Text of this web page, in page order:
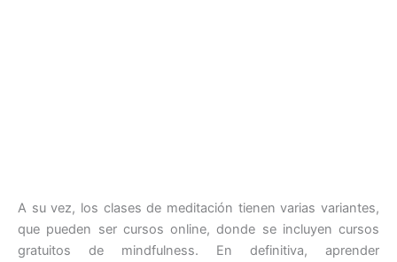
A su vez, los clases de meditación tienen varias variantes,
que pueden ser cursos online, donde se incluyen cursos
gratuitos de mindfulness. En definitiva, aprender